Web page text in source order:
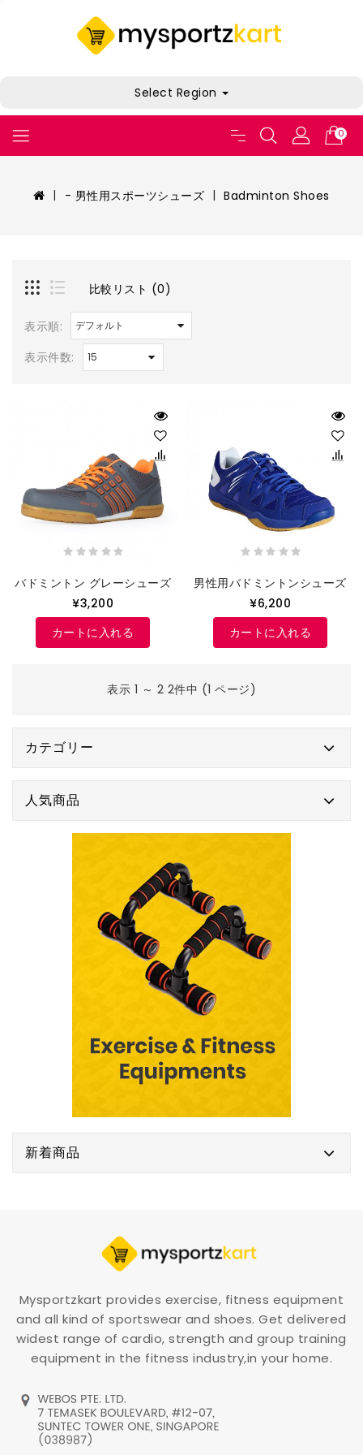
Select Region
0
- 男性用スポーツシューズ Badminton Shoes
比較リスト (0)
表示順:
表示件数:
バドミントン グレーシューズ
¥3,200
カートに入れる
男性用バドミントンシューズ
¥6,200
カートに入れる
表示 1 ～ 2 2件中 (1 ページ)
カテゴリー
人気商品
新着商品
Mysportzkart provides exercise, fitness equipment
and all kind of sportswear and shoes. Get delivered
widest range of cardio, strength and group training
equipment in the fitness industry,in your home.